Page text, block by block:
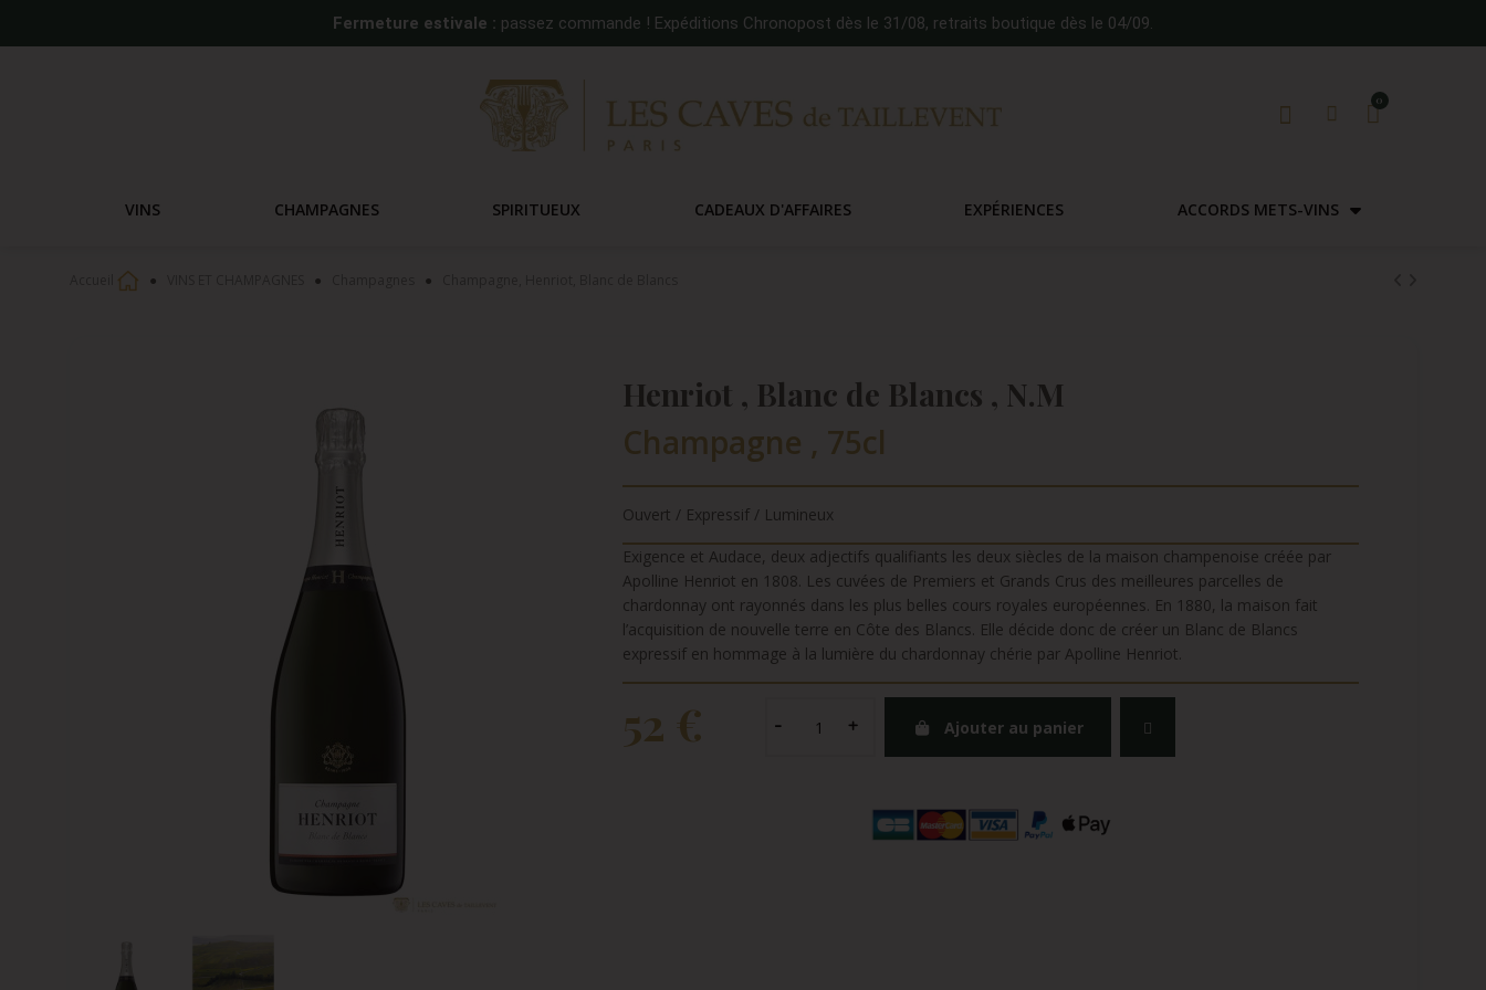
Fermeture estivale : passez commande ! Expéditions Chronopost dès le 31/08, retraits boutique dès le 04/09.
VINS CHAMPAGNES SPIRITUEUX CADEAUX D'AFFAIRES EXPÉRIENCES ACCORDS METS-VINS
Henriot , Blanc de Blancs , N.M
Champagne , 75cl
Ouvert / Expressif / Lumineux
Exigence et Audace, deux adjectifs qualifiants les deux siècles de la maison champenoise créée par
Apolline Henriot en 1808. Les cuvées de Premiers et Grands Crus des meilleures parcelles de
chardonnay ont rayonnés dans les plus belles cours royales européennes. En 1880, la maison fait
l’acquisition de nouvelle terre en Côte des Blancs. Elle décide donc de créer un Blanc de Blancs
expressif en hommage à la lumière du chardonnay chérie par Apolline Henriot.
52 € Ajouter au panier